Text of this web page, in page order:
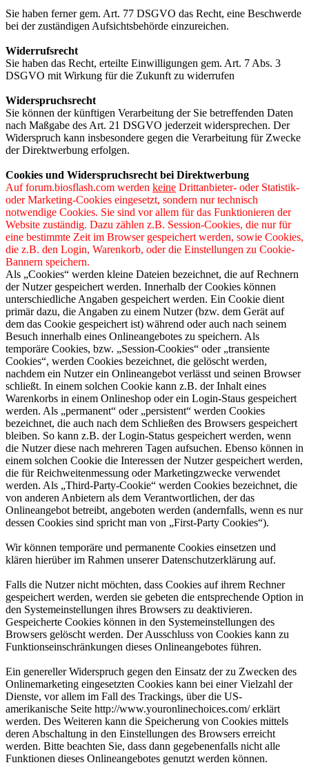
Sie haben ferner gem. Art. 77 DSGVO das Recht, eine Beschwerde
bei der zuständigen Aufsichtsbehörde einzureichen.
Widerrufsrecht
Sie haben das Recht, erteilte Einwilligungen gem. Art. 7 Abs. 3
DSGVO mit Wirkung für die Zukunft zu widerrufen
Widerspruchsrecht
Sie können der künftigen Verarbeitung der Sie betreffenden Daten
nach Maßgabe des Art. 21 DSGVO jederzeit widersprechen. Der
Widerspruch kann insbesondere gegen die Verarbeitung für Zwecke
der Direktwerbung erfolgen.
Cookies und Widerspruchsrecht bei Direktwerbung
Auf forum.biosflash.com werden keine Drittanbieter- oder Statistik-
oder Marketing-Cookies eingesetzt, sondern nur technisch
notwendige Cookies. Sie sind vor allem für das Funktionieren der
Website zuständig. Dazu zählen z.B. Session-Cookies, die nur für
eine bestimmte Zeit im Browser gespeichert werden, sowie Cookies,
die z.B. den Login, Warenkorb, oder die Einstellungen zu Cookie-
Bannern speichern.
Als „Cookies“ werden kleine Dateien bezeichnet, die auf Rechnern
der Nutzer gespeichert werden. Innerhalb der Cookies können
unterschiedliche Angaben gespeichert werden. Ein Cookie dient
primär dazu, die Angaben zu einem Nutzer (bzw. dem Gerät auf
dem das Cookie gespeichert ist) während oder auch nach seinem
Besuch innerhalb eines Onlineangebotes zu speichern. Als
temporäre Cookies, bzw. „Session-Cookies“ oder „transiente
Cookies“, werden Cookies bezeichnet, die gelöscht werden,
nachdem ein Nutzer ein Onlineangebot verlässt und seinen Browser
schließt. In einem solchen Cookie kann z.B. der Inhalt eines
Warenkorbs in einem Onlineshop oder ein Login-Staus gespeichert
werden. Als „permanent“ oder „persistent“ werden Cookies
bezeichnet, die auch nach dem Schließen des Browsers gespeichert
bleiben. So kann z.B. der Login-Status gespeichert werden, wenn
die Nutzer diese nach mehreren Tagen aufsuchen. Ebenso können in
einem solchen Cookie die Interessen der Nutzer gespeichert werden,
die für Reichweitenmessung oder Marketingzwecke verwendet
werden. Als „Third-Party-Cookie“ werden Cookies bezeichnet, die
von anderen Anbietern als dem Verantwortlichen, der das
Onlineangebot betreibt, angeboten werden (andernfalls, wenn es nur
dessen Cookies sind spricht man von „First-Party Cookies“).
Wir können temporäre und permanente Cookies einsetzen und
klären hierüber im Rahmen unserer Datenschutzerklärung auf.
Falls die Nutzer nicht möchten, dass Cookies auf ihrem Rechner
gespeichert werden, werden sie gebeten die entsprechende Option in
den Systemeinstellungen ihres Browsers zu deaktivieren.
Gespeicherte Cookies können in den Systemeinstellungen des
Browsers gelöscht werden. Der Ausschluss von Cookies kann zu
Funktionseinschränkungen dieses Onlineangebotes führen.
Ein genereller Widerspruch gegen den Einsatz der zu Zwecken des
Onlinemarketing eingesetzten Cookies kann bei einer Vielzahl der
Dienste, vor allem im Fall des Trackings, über die US-
amerikanische Seite http://www.youronlinechoices.com/ erklärt
werden. Des Weiteren kann die Speicherung von Cookies mittels
deren Abschaltung in den Einstellungen des Browsers erreicht
werden. Bitte beachten Sie, dass dann gegebenenfalls nicht alle
Funktionen dieses Onlineangebotes genutzt werden können.